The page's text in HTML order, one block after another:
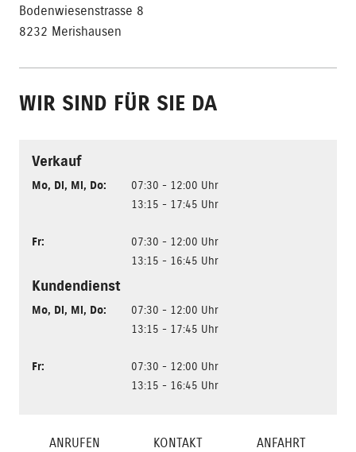
Bodenwiesenstrasse 8
8232 Merishausen
WIR SIND FÜR SIE DA
Verkauf
Mo, Di, Mi, Do:
07:30 - 12:00 Uhr
13:15 - 17:45 Uhr
Fr:
07:30 - 12:00 Uhr
13:15 - 16:45 Uhr
Kundendienst
Mo, Di, Mi, Do:
07:30 - 12:00 Uhr
13:15 - 17:45 Uhr
Fr:
07:30 - 12:00 Uhr
13:15 - 16:45 Uhr
ANRUFEN KONTAKT ANFAHRT